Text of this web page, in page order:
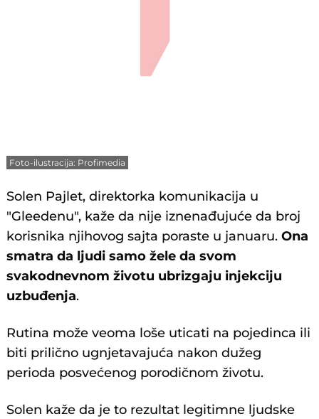
Foto-ilustracija: Profimedia
Solen Pajlet, direktorka komunikacija u
"Gleedenu", kaže da nije iznenađujuće da broj
korisnika njihovog sajta poraste u januaru.Ona
smatra da ljudi samo žele da svom
svakodnevnom životu ubrizgaju injekciju
uzbuđenja.
Rutina može veoma loše uticati na pojedinca ili
biti prilično ugnjetavajuća nakon dužeg
perioda posvećenog porodičnom životu.
Solen kaže da je to rezultat legitimne ljudske